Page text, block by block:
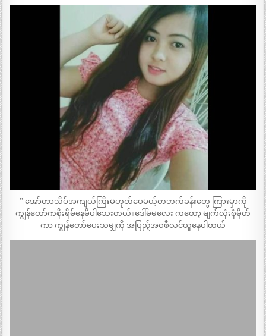
” အော်တာသိပ်အကျယ်ကြိးမဟုတ်ပေမယ့်တဘက်ခန်းတွေ ကြားမှာကို
ကျွန်တော်ကစိုးရိမ်နေမိပါသေးတယ်။ဒေါ်မမလေး ကတော့ မျက်လုံးစုံမှိတ်
ကာ ကျွန်တော်ပေးသမျှကို အပြည့်အဝဖီလင်ယူနေပါတယ်